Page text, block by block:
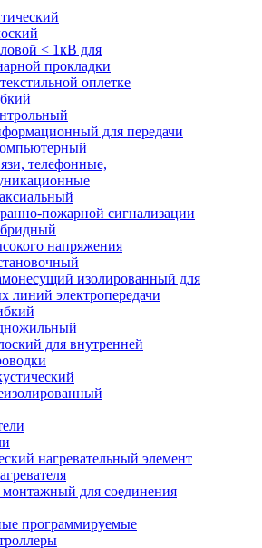
< 1кВ для
прокладки
оплетке
для передачи
телефонные,
пожарной сигнализации
напряжения
изолированный для
линий электропередачи
для внутренней
нагревательный элемент
для соединения